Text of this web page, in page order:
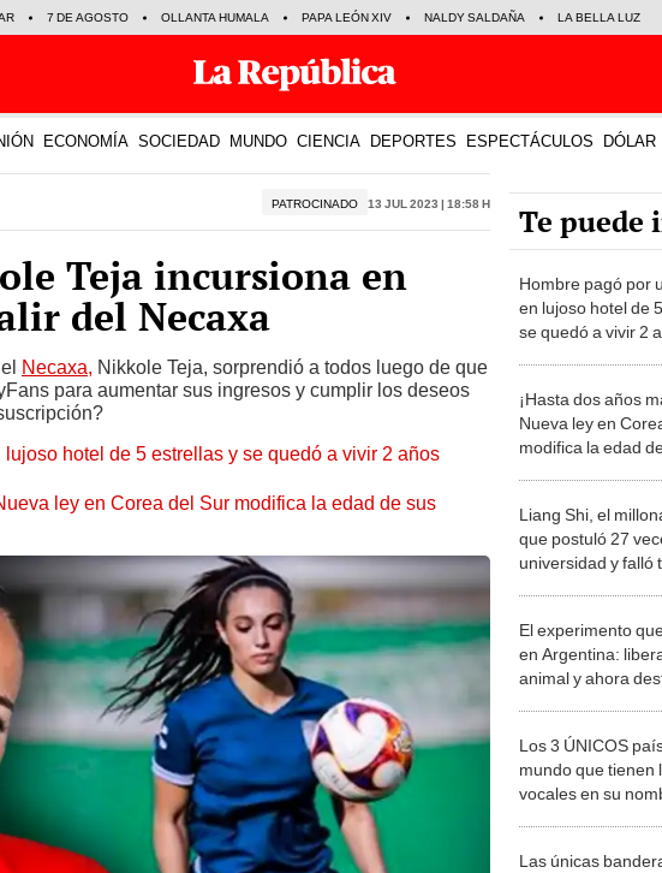
7 DE AGOSTO OLLANTA HUMALA PAPA LEÓN XIV NALDY SALDAÑA LA BELLA LUZ
ECONOMÍA SOCIEDAD MUNDO CIENCIA DEPORTES ESPECTÁCULOS DÓLAR
PATROCINADO 13 Jul 2023 | 18:58 h
Teja incursiona en
del Necaxa
Necaxa, Nikkole Teja, sorprendió a todos luego de que
para aumentar sus ingresos y cumplir los deseos
hotel de 5 estrellas y se quedó a vivir 2 años
ley en Corea del Sur modifica la edad de sus
Te puede
Hombre pagó por
en lujoso hotel de
se quedó a vivir 2
¡Hasta dos años
Nueva ley en
modifica la edad
Liang Shi, el
que postuló 27
universidad y falló
El experimento
en Argentina:
animal y ahora
Los 3 ÚNICOS
mundo que tienen
vocales en su
Las únicas